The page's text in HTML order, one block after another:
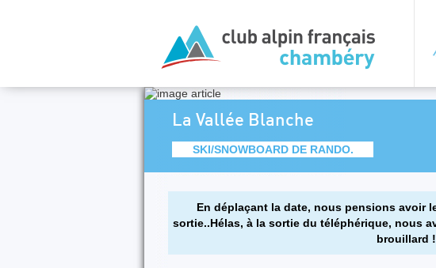
La Vallée Blanche
SKI/SNOWBOARD DE RANDO.
En déplaçant la date, nous pensions avoir
sortie..Hélas, à la sortie du téléphérique, nous
brouillard !